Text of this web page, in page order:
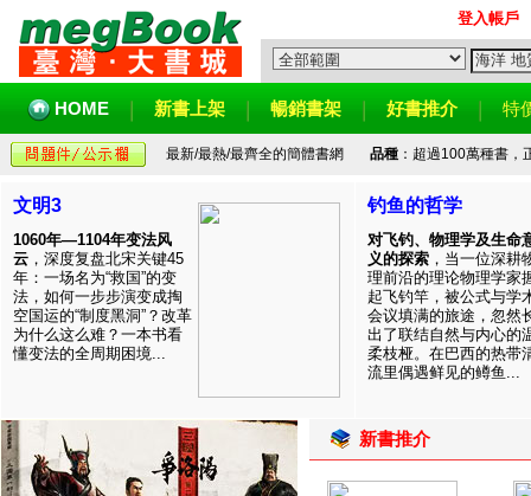
登入帳戶
HOME 新書上架 暢銷書架 好書推介 特
最新/最熱/最齊全的簡體書網 品種：超過100萬種書，
文明3
1060年—1104年变法风
云 ，深度复盘北宋关键45
年：一场名为“救国”的变
法，如何一步步演变成掏
空国运的“制度黑洞”？改革
为什么这么难？一本书看
懂变法的全周期困境...
钓鱼的哲学
对飞钓、物理学及生命
义的探索 ，当一位深耕
理前沿的理论物理学家
起飞钓竿，被公式与学
会议填满的旅途，忽然
出了联结自然与内心的
柔枝桠。在巴西的热带
流里偶遇鲜见的鳟鱼...
新書推介